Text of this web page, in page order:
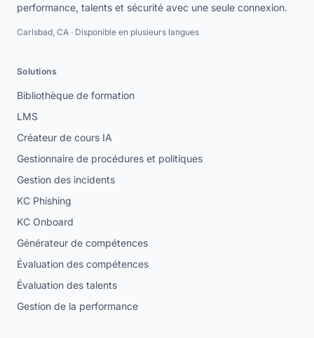
performance, talents et sécurité avec une seule connexion.
Carlsbad, CA · Disponible en plusieurs langues
Solutions
Bibliothèque de formation
LMS
Créateur de cours IA
Gestionnaire de procédures et politiques
Gestion des incidents
KC Phishing
KC Onboard
Générateur de compétences
Évaluation des compétences
Évaluation des talents
Gestion de la performance